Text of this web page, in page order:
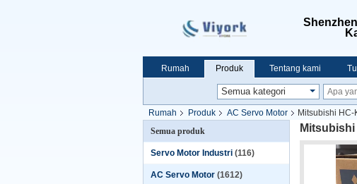
Rumah Produk Tentang kami
Rumah Produk AC Servo Motor
Mitsubishi HC-
Semua produk
Servo Motor Industri (116)
AC Servo Motor (1612)
Mitsubishi